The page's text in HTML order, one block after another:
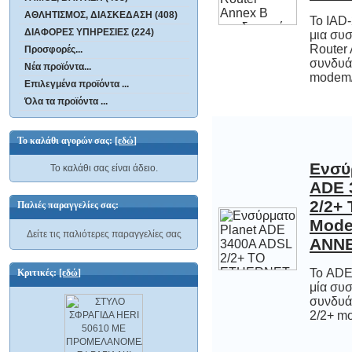
ΑΘΛΗΤΙΣΜΟΣ, ΔΙΑΣΚΕΔΑΣΗ (408)
ΔΙΑΦΟΡΕΣ ΥΠΗΡΕΣΙΕΣ (224)
Προσφορές...
Νέα προϊόντα...
Επιλεγμένα προϊόντα ...
Όλα τα προϊόντα ...
Το καλάθι αγορών σας:[εδώ]
Το καλάθι σας είναι άδειο.
Παλιές παραγγελίες σας:
Δείτε τις παλιότερες παραγγελίες σας
Κριτικές:[εδώ]
Το IAD-
μια
ADE
2/2+
Το
μία
2/2+